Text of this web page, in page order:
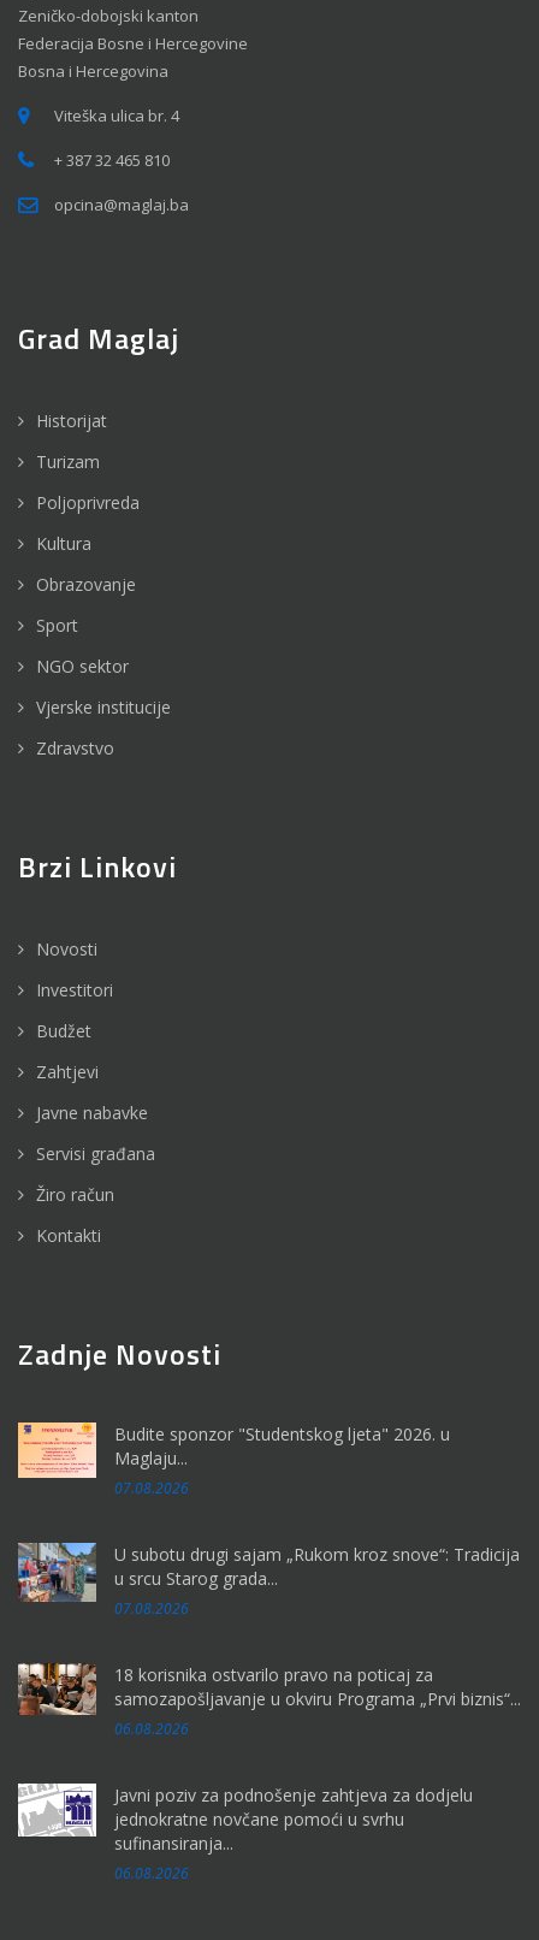
Zeničko-dobojski kanton
Federacija Bosne i Hercegovine
Bosna i Hercegovina
Viteška ulica br. 4
+ 387 32 465 810
opcina@maglaj.ba
Grad Maglaj
Historijat
Turizam
Poljoprivreda
Kultura
Obrazovanje
Sport
NGO sektor
Vjerske institucije
Zdravstvo
Brzi Linkovi
Novosti
Investitori
Budžet
Zahtjevi
Javne nabavke
Servisi građana
Žiro račun
Kontakti
Zadnje Novosti
Budite sponzor "Studentskog ljeta" 2026. u
Maglaju...
07.08.2026
U subotu drugi sajam „Rukom kroz snove“: Tradicija
u srcu Starog grada...
07.08.2026
18 korisnika ostvarilo pravo na poticaj za
samozapošljavanje u okviru Programa „Prvi biznis“...
06.08.2026
Javni poziv za podnošenje zahtjeva za dodjelu
jednokratne novčane pomoći u svrhu
sufinansiranja...
06.08.2026